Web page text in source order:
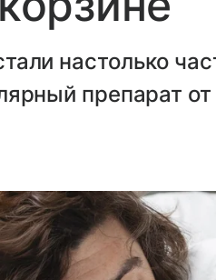
настолько
препарат